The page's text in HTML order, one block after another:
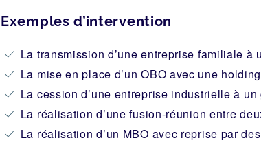
Exemples d’intervention
La transmission d’une entreprise familiale à
La mise en place d’un OBO avec une
La cession d’une entreprise industrielle à
La réalisation d’une fusion-réunion entre
La réalisation d’un MBO avec reprise par